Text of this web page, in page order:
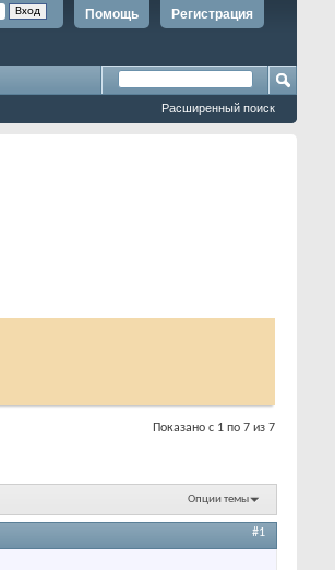
Регистрация
Помощь
Расширенный поиск
Показано с 1 по 7 из 7
Опции темы
#1